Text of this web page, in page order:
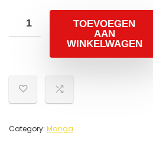
TOEVOEGEN
AAN
WINKELWAGEN
Category: Manga